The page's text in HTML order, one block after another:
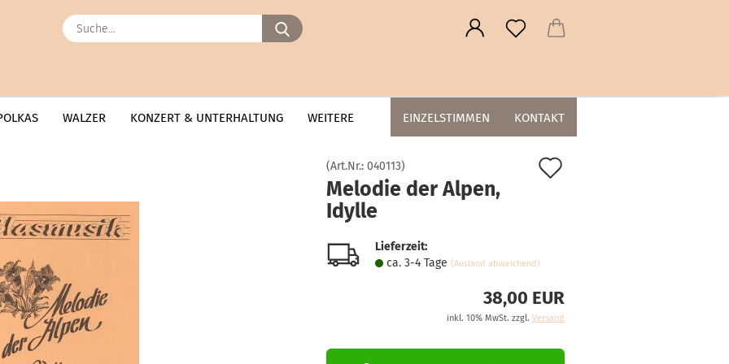
Suche...
WALZER KONZERT & UNTERHALTUNG EINZELSTIMMEN KONTAKT
WEITERE
(Art.Nr.: 040113)
Melodie der Alpen,
Idylle
Lieferzeit:
ca. 3-4 Tage (Ausland abweichend)
38,00 EUR
inkl. 10% MwSt. zzgl. Versand